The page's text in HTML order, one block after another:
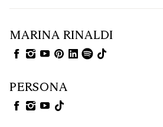
MARINA RINALDI
PERSONA